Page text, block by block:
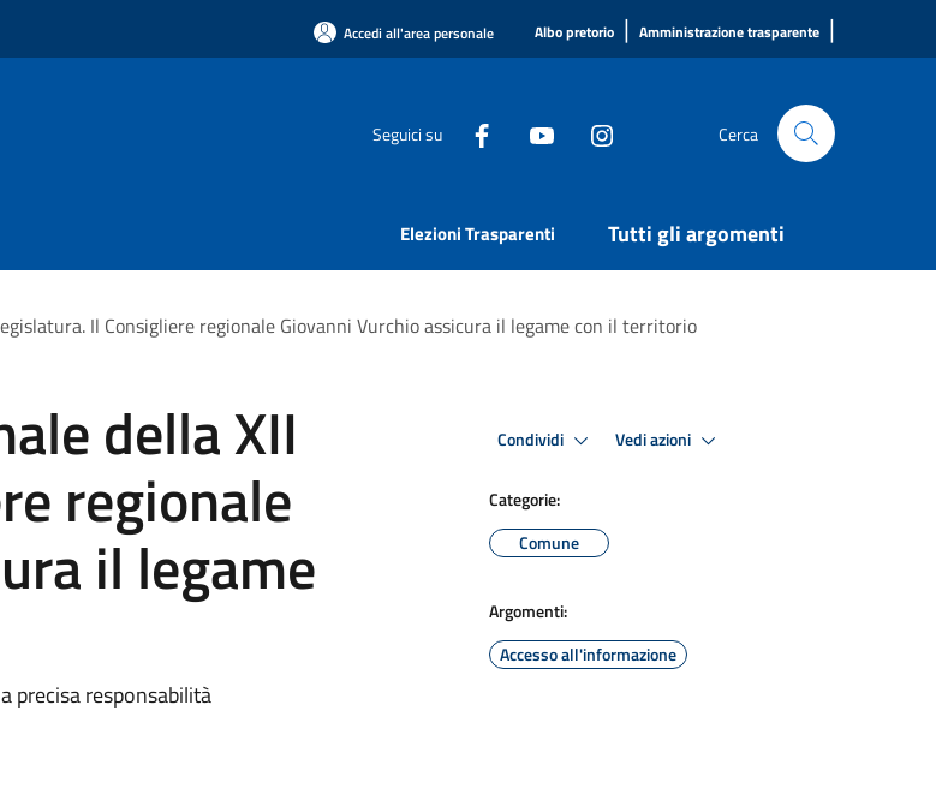
Accedi all'area personale Albo pretorio | Amministrazione trasparente |
Seguici su Cerca
Elezioni Trasparenti Tutti gli argomenti
Il Consigliere regionale Giovanni Vurchio assicura il legame con il territorio
della XII
regionale
il legame
precisa responsabilità
Condividi Vedi azioni
Categorie:
Comune
Argomenti:
Accesso all'informazione